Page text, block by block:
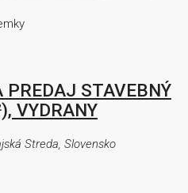
STAVEBNÝ
VYDRANY
Streda, Slovensko